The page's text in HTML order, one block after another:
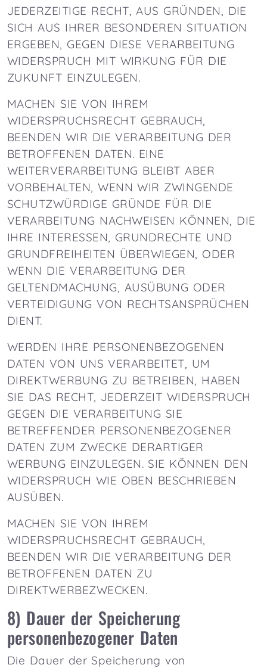
JEDERZEITIGE RECHT, AUS GRÜNDEN, DIE
SICH AUS IHRER BESONDEREN SITUATION
ERGEBEN, GEGEN DIESE VERARBEITUNG
WIDERSPRUCH MIT WIRKUNG FÜR DIE
ZUKUNFT EINZULEGEN.
MACHEN SIE VON IHREM
WIDERSPRUCHSRECHT GEBRAUCH,
BEENDEN WIR DIE VERARBEITUNG DER
BETROFFENEN DATEN. EINE
WEITERVERARBEITUNG BLEIBT ABER
VORBEHALTEN, WENN WIR ZWINGENDE
SCHUTZWÜRDIGE GRÜNDE FÜR DIE
VERARBEITUNG NACHWEISEN KÖNNEN, DIE
IHRE INTERESSEN, GRUNDRECHTE UND
GRUNDFREIHEITEN ÜBERWIEGEN, ODER
WENN DIE VERARBEITUNG DER
GELTENDMACHUNG, AUSÜBUNG ODER
VERTEIDIGUNG VON RECHTSANSPRÜCHEN
DIENT.
WERDEN IHRE PERSONENBEZOGENEN
DATEN VON UNS VERARBEITET, UM
DIREKTWERBUNG ZU BETREIBEN, HABEN
SIE DAS RECHT, JEDERZEIT WIDERSPRUCH
GEGEN DIE VERARBEITUNG SIE
BETREFFENDER PERSONENBEZOGENER
DATEN ZUM ZWECKE DERARTIGER
WERBUNG EINZULEGEN. SIE KÖNNEN DEN
WIDERSPRUCH WIE OBEN BESCHRIEBEN
AUSÜBEN.
MACHEN SIE VON IHREM
WIDERSPRUCHSRECHT GEBRAUCH,
BEENDEN WIR DIE VERARBEITUNG DER
BETROFFENEN DATEN ZU
DIREKTWERBEZWECKEN.
8) Dauer der Speicherung
personenbezogener Daten
Die Dauer der Speicherung von